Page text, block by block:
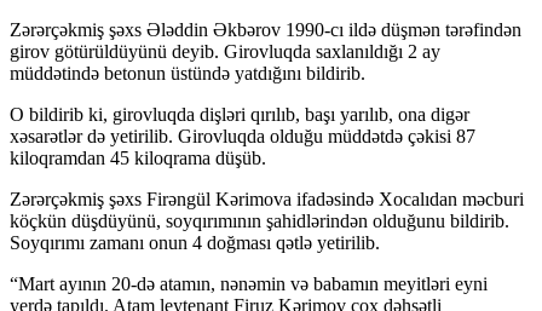
Zərərçəkmiş şəxs Ələddin Əkbərov 1990-cı ildə düşmən tərəfindən
girov götürüldüyünü deyib. Girovluqda saxlanıldığı 2 ay
müddətində betonun üstündə yatdığını bildirib.
O bildirib ki, girovluqda dişləri qırılıb, başı yarılıb, ona digər
xəsarətlər də yetirilib. Girovluqda olduğu müddətdə çəkisi 87
kiloqramdan 45 kiloqrama düşüb.
Zərərçəkmiş şəxs Firəngül Kərimova ifadəsində Xocalıdan məcburi
köçkün düşdüyünü, soyqırımının şahidlərindən olduğunu bildirib.
Soyqırımı zamanı onun 4 doğması qətlə yetirilib.
“Mart ayının 20-də atamın, nənəmin və babamın meyitləri eyni
yerdə tapıldı. Atam leytenant Firuz Kərimov çox dəhşətli